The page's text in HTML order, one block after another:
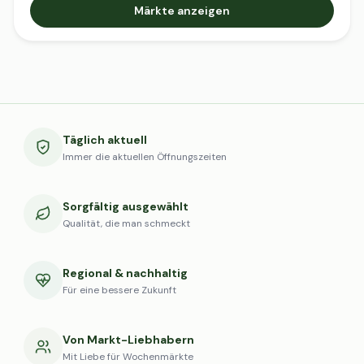
Märkte anzeigen
Täglich aktuell
Immer die aktuellen Öffnungszeiten
Sorgfältig ausgewählt
Qualität, die man schmeckt
Regional & nachhaltig
Für eine bessere Zukunft
Von Markt-Liebhabern
Mit Liebe für Wochenmärkte